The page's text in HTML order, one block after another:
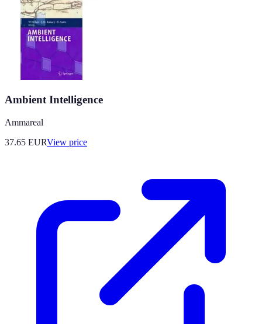
Ambient Intelligence
Ammareal
37.65 EURView price